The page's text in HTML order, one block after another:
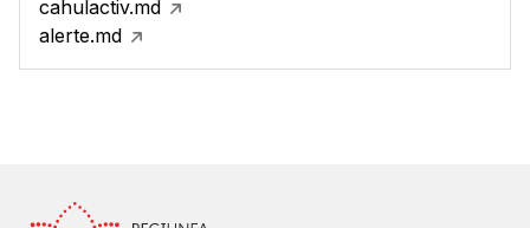
cahulactiv.md
alerte.md